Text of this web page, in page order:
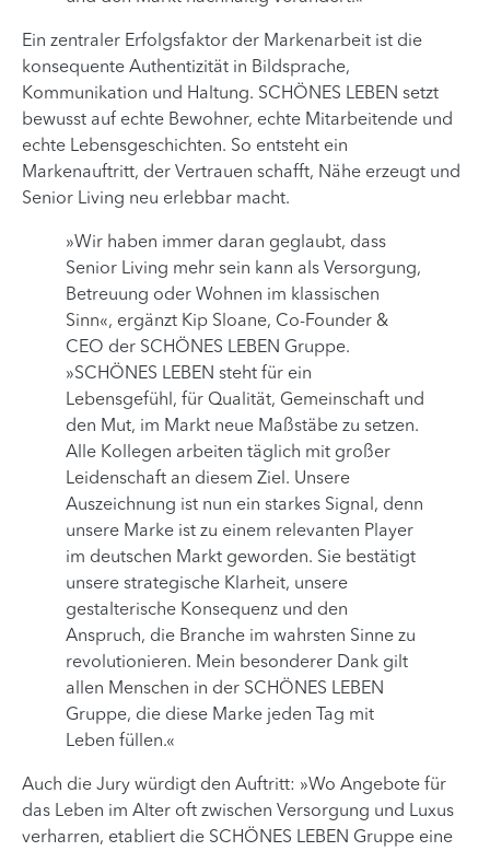
Ein zentraler Erfolgsfaktor der Markenarbeit ist die
konsequente Authentizität in Bildsprache,
Kommunikation und Haltung. SCHÖNES LEBEN setzt
bewusst auf echte Bewohner, echte Mitarbeitende und
echte Lebensgeschichten. So entsteht ein
Markenauftritt, der Vertrauen schafft, Nähe erzeugt und
Senior Living neu erlebbar macht.
»Wir haben immer daran geglaubt, dass
Senior Living mehr sein kann als Versorgung,
Betreuung oder Wohnen im klassischen
Sinn«, ergänzt Kip Sloane, Co-Founder &
CEO der SCHÖNES LEBEN Gruppe.
»SCHÖNES LEBEN steht für ein
Lebensgefühl, für Qualität, Gemeinschaft und
den Mut, im Markt neue Maßstäbe zu setzen.
Alle Kollegen arbeiten täglich mit großer
Leidenschaft an diesem Ziel. Unsere
Auszeichnung ist nun ein starkes Signal, denn
unsere Marke ist zu einem relevanten Player
im deutschen Markt geworden. Sie bestätigt
unsere strategische Klarheit, unsere
gestalterische Konsequenz und den
Anspruch, die Branche im wahrsten Sinne zu
revolutionieren. Mein besonderer Dank gilt
allen Menschen in der SCHÖNES LEBEN
Gruppe, die diese Marke jeden Tag mit
Leben füllen.«
Auch die Jury würdigt den Auftritt: »Wo Angebote für
das Leben im Alter oft zwischen Versorgung und Luxus
verharren, etabliert die SCHÖNES LEBEN Gruppe eine